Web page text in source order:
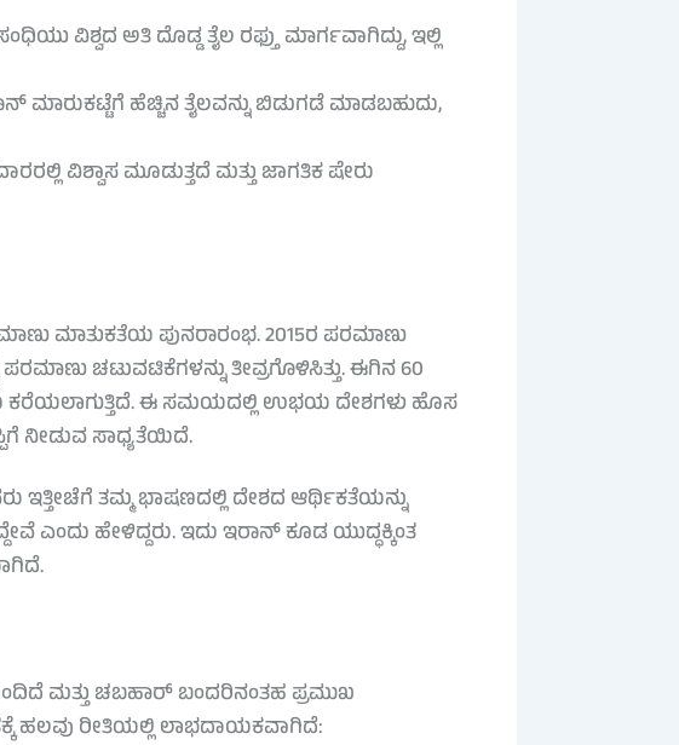
ವಿಶ್ವದ ಅತಿ ದೊಡ್ಡ ತೈಲ ರಫ್ತು ಮಾರ್ಗವಾಗಿದ್ದು, ಇಲ್ಲಿ
ಮಾರುಕಟ್ಟೆಗೆ ಹೆಚ್ಚಿನ ತೈಲವನ್ನು ಬಿಡುಗಡೆ ಮಾಡಬಹುದು,
ವಿಶ್ವಾಸ ಮೂಡುತ್ತದೆ ಮತ್ತು ಜಾಗತಿಕ ಷೇರು
ಮಾತುಕತೆಯ ಪುನರಾರಂಭ. 2015ರ ಪರಮಾಣು
ಚಟುವಟಿಕೆಗಳನ್ನು ತೀವ್ರಗೊಳಿಸಿತ್ತು. ಈಗಿನ 60
ಕರೆಯಲಾಗುತ್ತಿದೆ. ಈ ಸಮಯದಲ್ಲಿ ಉಭಯ ದೇಶಗಳು ಹೊಸ
ನೀಡುವ ಸಾಧ್ಯತೆಯಿದೆ.
ತಮ್ಮ ಭಾಷಣದಲ್ಲಿ ದೇಶದ ಆರ್ಥಿಕತೆಯನ್ನು
ಎಂದು ಹೇಳಿದ್ದರು. ಇದು ಇರಾನ್ ಕೂಡ ಯುದ್ಧಕ್ಕಿಂತ
ಮತ್ತು ಚಬಹಾರ್ ಬಂದರಿನಂತಹ ಪ್ರಮುಖ
ಹಲವು ರೀತಿಯಲ್ಲಿ ಲಾಭದಾಯಕವಾಗಿದೆ: